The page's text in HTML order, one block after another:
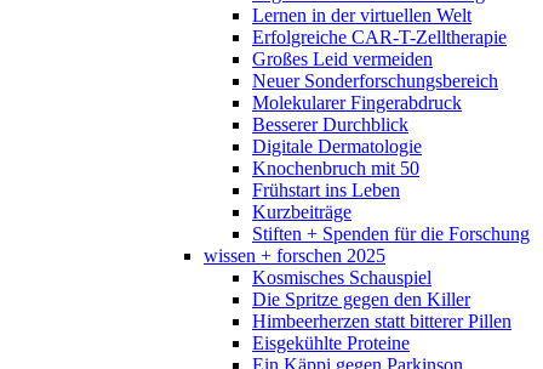
Lernen in der virtuellen Welt
Erfolgreiche CAR-T-Zelltherapie
Großes Leid vermeiden
Neuer Sonderforschungsbereich
Molekularer Fingerabdruck
Besserer Durchblick
Digitale Dermatologie
Knochenbruch mit 50
Frühstart ins Leben
Kurzbeiträge
Stiften + Spenden für die Forschung
wissen + forschen 2025
Kosmisches Schauspiel
Die Spritze gegen den Killer
Himbeerherzen statt bitterer Pillen
Eisgekühlte Proteine
Ein Käppi gegen Parkinson